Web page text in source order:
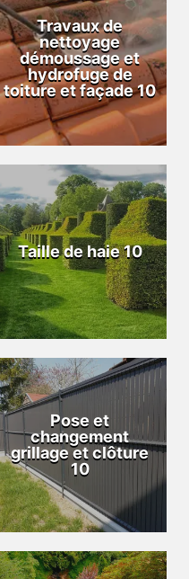
Travaux de
nettoyage
démoussage et
hydrofuge de
toiture et façade 10
Taille de haie 10
Pose et
changement
grillage et clôture
10